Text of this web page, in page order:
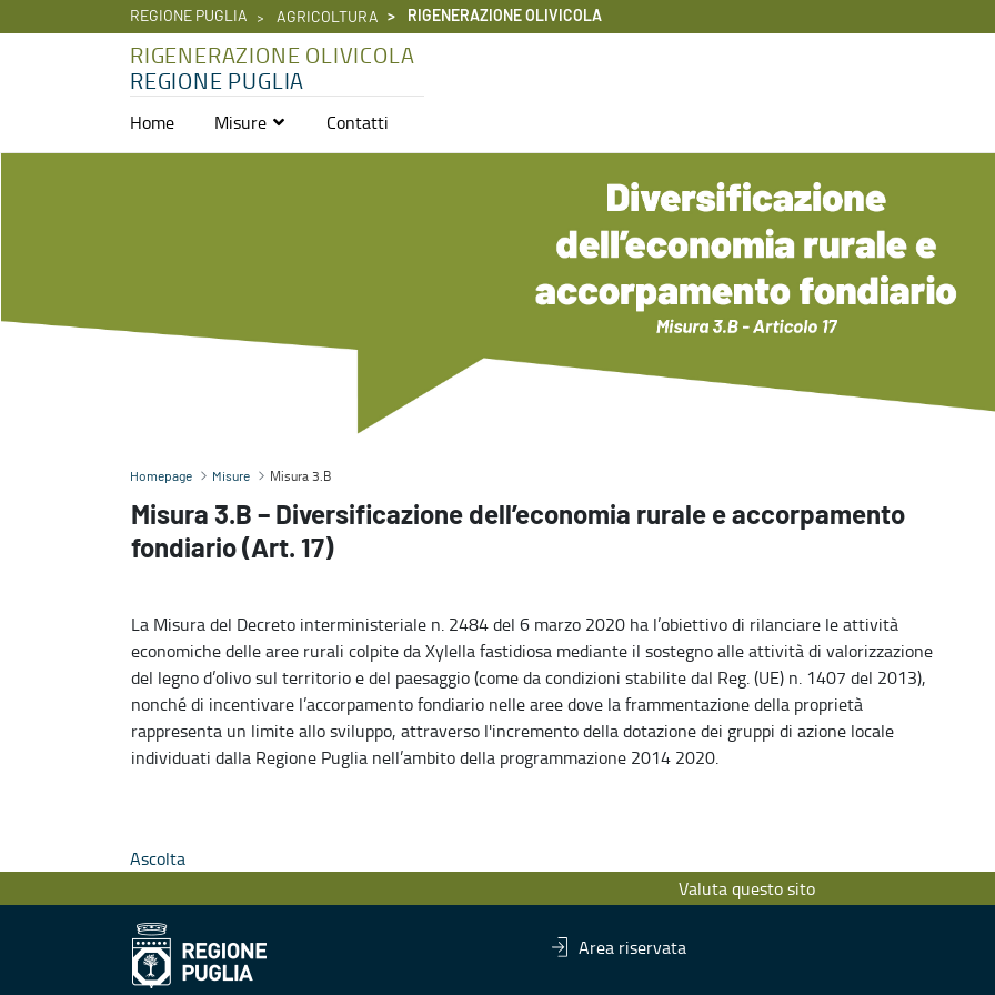
REGIONE PUGLIA AGRICOLTURA RIGENERAZIONE OLIVICOLA
RIGENERAZIONE OLIVICOLA
REGIONE PUGLIA
Home Misure Contatti
Homepage Misure Misura 3.B
Misura 3.B – Diversificazione dell’economia rurale e accorpamento
fondiario (Art. 17)
La Misura del Decreto interministeriale n. 2484 del 6 marzo 2020 ha l’obiettivo di rilanciare le attività
economiche delle aree rurali colpite da Xylella fastidiosa mediante il sostegno alle attività di valorizzazione
del legno d’olivo sul territorio e del paesaggio (come da condizioni stabilite dal Reg. (UE) n. 1407 del 2013),
nonché di incentivare l’accorpamento fondiario nelle aree dove la frammentazione della proprietà
rappresenta un limite allo sviluppo, attraverso l'incremento della dotazione dei gruppi di azione locale
individuati dalla Regione Puglia nell’ambito della programmazione 2014 2020.
Ascolta
Valuta questo sito
Area riservata